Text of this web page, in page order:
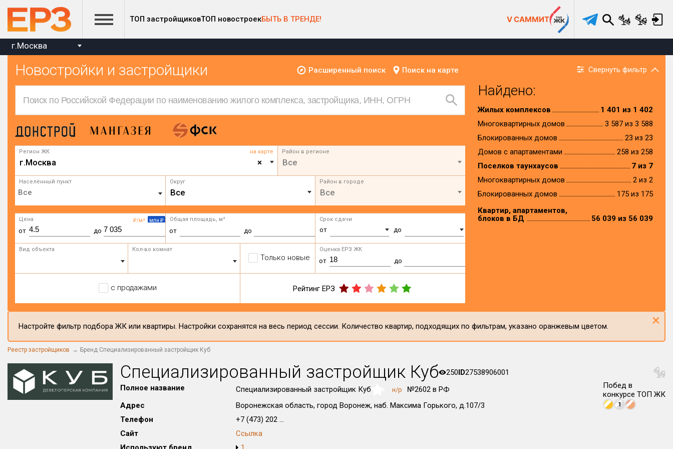
ТОП застройщиковТОП новостроекБЫТЬ В ТРЕНДЕ! V САММИТ
г.Москва
Новостройки и застройщики Расширенный поиск Поиск на карте Свернуть фильтр
Регион ЖК на карте
×
г.Москва
Район в регионе
Все
Населённый пункт Округ
Все
Район в городе
Все
₽/м² млн ₽
Цена
от до
Общая площадь, м²
от до
Срок сдачи
от до
Вид объекта Кол-во комнат
Только новые
Оценка ЕРЗ ЖК
от до
с продажами Рейтинг ЕРЗ
Найдено:
Жилых комплексов
1 401 из 1 402
Многоквартирных домов
3 587 из 3 588
Блокированных домов
23 из 23
Домов с апартаментами
258 из 258
Поселков таунхаусов
7 из 7
Многоквартирных домов
2 из 2
Блокированных домов
175 из 175
Квартир, апартаментов,
блоков в БД
56 039 из 56 039
Настройте фильтр подбора ЖК или квартиры. Настройки сохранятся на весь период сессии. Количество квартир, подходящих по фильтрам, указано оранжевым цветом. ×
Реестр застройщиков Бренд Специализированный застройщик Куб
Специализированный застройщик Куб 250ID27538906001
Полное название
Специализированный застройщик Куб н/р
№2602 в РФ
Адрес
Воронежская область, город Воронеж, наб. Максима Горького, д.107/3
Телефон
+7 (473) 202 ...
Сайт
Ссылка
Побед в
конкурсе ТОП ЖК
1